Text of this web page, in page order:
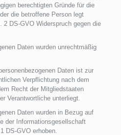
berechtigten Gründe für die
die betroffene Person legt
2 DS-GVO Widerspruch gegen die
Daten wurden unrechtmäßig
Daten ist zur
Verpflichtung nach dem
Recht der Mitgliedstaaten
Verantwortliche unterliegt.
Daten wurden in Bezug auf
der Informationsgesellschaft
DS-GVO erhoben.